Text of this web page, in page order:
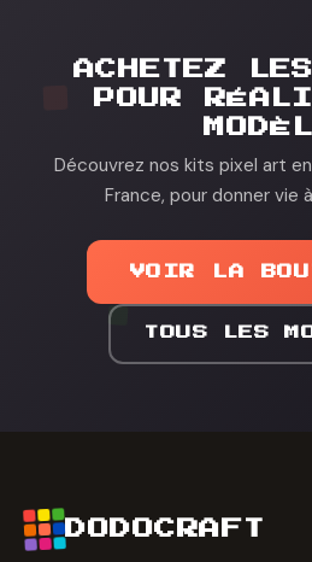
ACHETEZ
POUR
Découvrez nos kits pixel art
France, pour donner vie
VOIR LA
TOUS LES
DODOCRAFT